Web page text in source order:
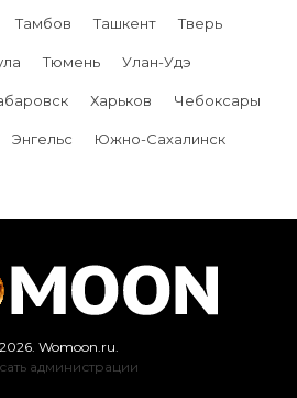
Тамбов Ташкент Тверь
Тюмень Улан-Удэ
Харьков Чебоксары
Энгельс Южно-Сахалинск
Womoon.ru.
администрации